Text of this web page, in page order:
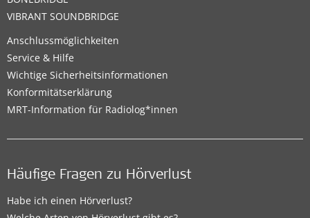
VIBRANT SOUNDBRIDGE
Anschlussmöglichkeiten
Service & Hilfe
Wichtige Sicherheitsinformationen
Konformitätserklärung
MRT-Information für Radiolog*innen
Häufige Fragen zu Hörverlust
Habe ich einen Hörverlust?